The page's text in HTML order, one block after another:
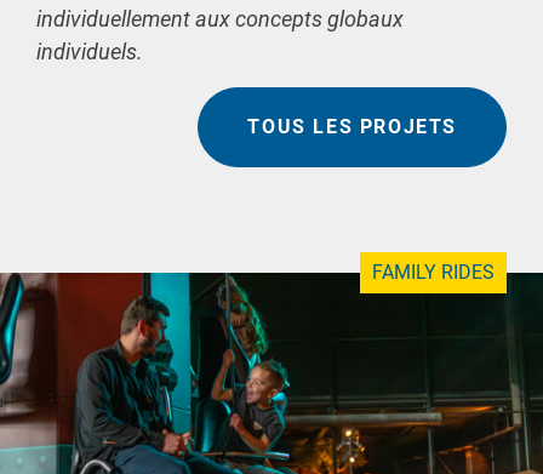
individuellement aux concepts globaux
individuels.
TOUS LES PROJETS
FAMILY RIDES